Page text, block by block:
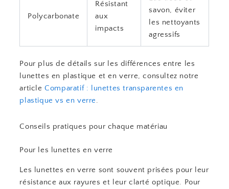
Polycarbonate
Résistant
aux
impacts
savon, éviter
les nettoyants
agressifs
Pour plus de détails sur les différences entre les
lunettes en plastique et en verre, consultez notre
articleComparatif : lunettes transparentes en
plastique vs en verre.
Conseils pratiques pour chaque matériau
Pour les lunettes en verre
Les lunettes en verre sont souvent prisées pour leur
résistance aux rayures et leur clarté optique. Pour